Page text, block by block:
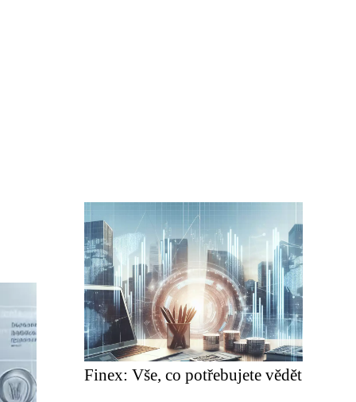
Finex: Vše, co potřebujete vědět